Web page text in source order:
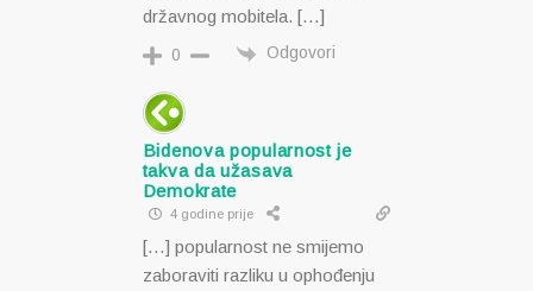
državnog mobitela. […]
0 Odgovori
Bidenova popularnost je
takva da užasava
Demokrate
4 godine prije
[…] popularnost ne smijemo
zaboraviti razliku u ophođenju